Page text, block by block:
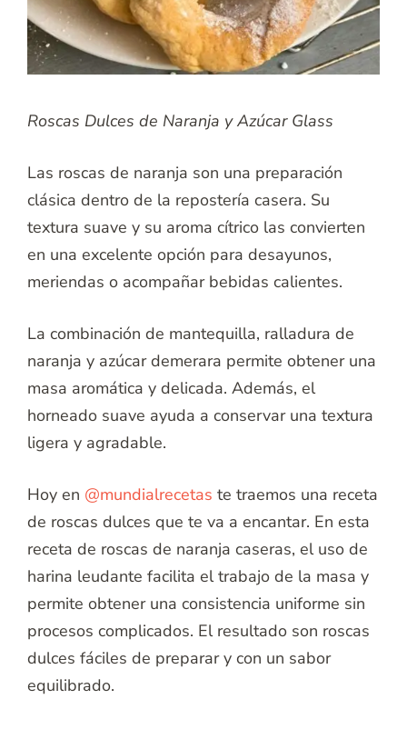
Roscas Dulces de Naranja y Azúcar Glass
Las roscas de naranja son una preparación
clásica dentro de la repostería casera. Su
textura suave y su aroma cítrico las convierten
en una excelente opción para desayunos,
meriendas o acompañar bebidas calientes.
La combinación de mantequilla, ralladura de
naranja y azúcar demerara permite obtener una
masa aromática y delicada. Además, el
horneado suave ayuda a conservar una textura
ligera y agradable.
Hoy en @mundialrecetas te traemos una receta
de roscas dulces que te va a encantar. En esta
receta de roscas de naranja caseras, el uso de
harina leudante facilita el trabajo de la masa y
permite obtener una consistencia uniforme sin
procesos complicados. El resultado son roscas
dulces fáciles de preparar y con un sabor
equilibrado.